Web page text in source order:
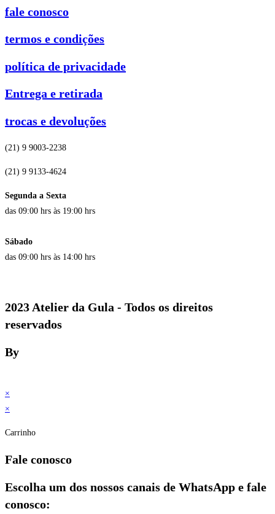
fale conosco
termos e condições
política de privacidade
Entrega e retirada
trocas e devoluções
(21) 9 9003-2238
(21) 9 9133-4624
Segunda a Sexta
das 09:00 hrs às 19:00 hrs
Sábado
das 09:00 hrs às 14:00 hrs
2023 Atelier da Gula - Todos os direitos
reservados
By
×
×
Carrinho
Fale conosco
Escolha um dos nossos canais de WhatsApp e fale
conosco: